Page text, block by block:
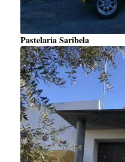
Pastelaria Saribela